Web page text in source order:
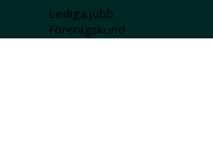
Lediga jobb
Företagskund